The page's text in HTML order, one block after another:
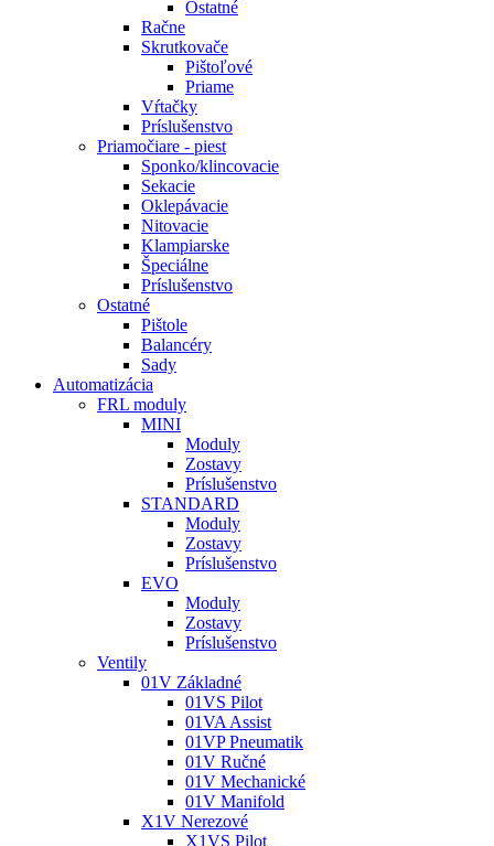
Ostatné
Račne
Skrutkovače
Pištoľové
Priame
Vŕtačky
Príslušenstvo
Priamočiare - piest
Sponko/klincovacie
Sekacie
Oklepávacie
Nitovacie
Klampiarske
Špeciálne
Príslušenstvo
Ostatné
Pištole
Balancéry
Sady
Automatizácia
FRL moduly
MINI
Moduly
Zostavy
Príslušenstvo
STANDARD
Moduly
Zostavy
Príslušenstvo
EVO
Moduly
Zostavy
Príslušenstvo
Ventily
01V Základné
01VS Pilot
01VA Assist
01VP Pneumatik
01V Ručné
01V Mechanické
01V Manifold
X1V Nerezové
X1VS Pilot